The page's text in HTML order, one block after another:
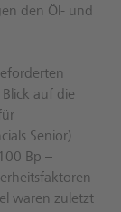
den Öl- und
auf die
Senior)
Bp –
waren zuletzt